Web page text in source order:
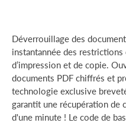
Déverrouillage des
instantannée des
d’impression et de copie.
documents PDF chiffrés et
technologie exclusive
garantit une récupération de
d'une minute ! Le code de